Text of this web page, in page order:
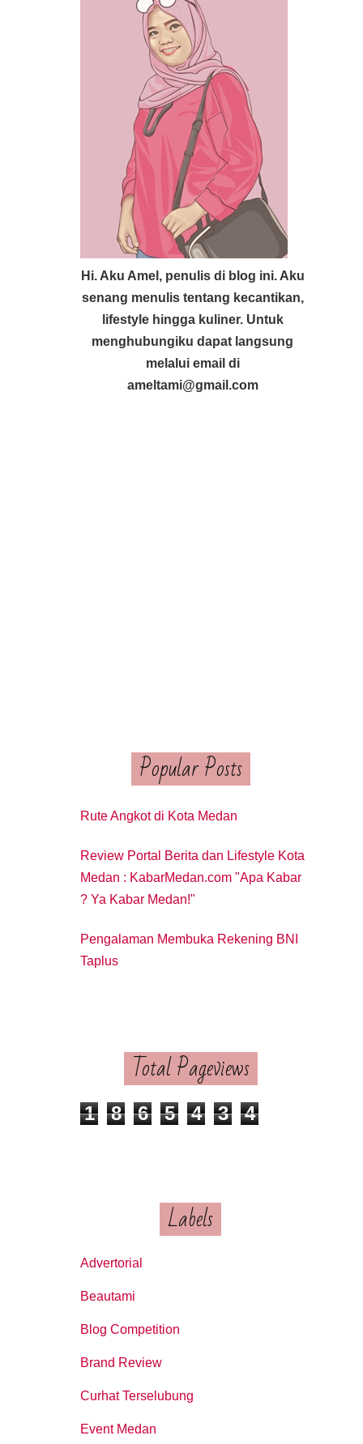
Hi. Aku Amel, penulis di blog ini. Aku
senang menulis tentang kecantikan,
lifestyle hingga kuliner. Untuk
menghubungiku dapat langsung
melalui email di
ameltami@gmail.com
Popular Posts
Rute Angkot di Kota Medan
Review Portal Berita dan Lifestyle Kota
Medan : KabarMedan.com "Apa Kabar
? Ya Kabar Medan!"
Pengalaman Membuka Rekening BNI
Taplus
Total Pageviews
1 8 6 5 4 3 4
Labels
Advertorial
Beautami
Blog Competition
Brand Review
Curhat Terselubung
Event Medan